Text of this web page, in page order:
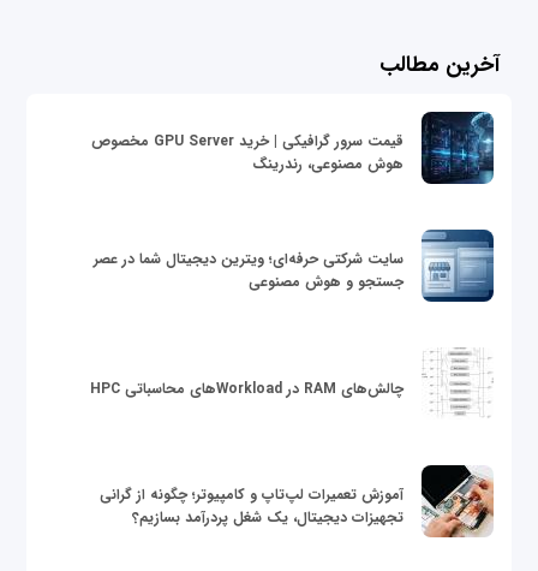
آخرین مطالب
قیمت سرور گرافیکی | خرید GPU Server مخصوص
هوش مصنوعی، رندرینگ
سایت شرکتی حرفه‌ای؛ ویترین دیجیتال شما در عصر
جستجو و هوش مصنوعی
چالش‌های RAM در Workloadهای محاسباتی HPC
آموزش تعمیرات لپ‌تاپ و کامپیوتر؛ چگونه از گرانی
تجهیزات دیجیتال، یک شغل پردرآمد بسازیم؟